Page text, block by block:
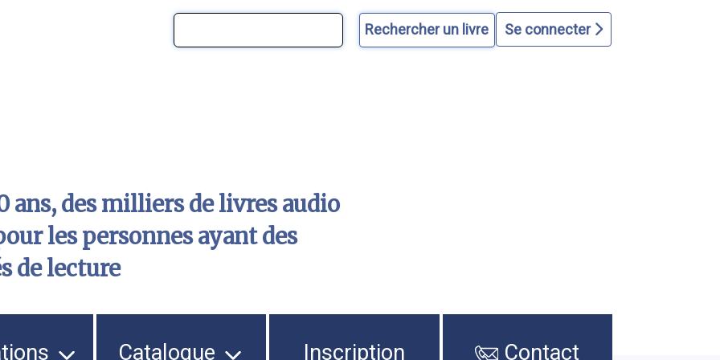
Se connecter
ans, des milliers de livres audio
les personnes ayant des
de lecture
Catalogue Inscription Contact